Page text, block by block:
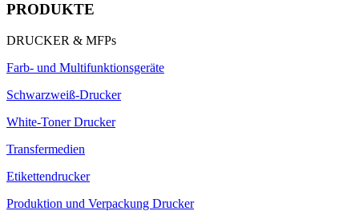
PRODUKTE
DRUCKER & MFPs
Farb- und Multifunktionsgeräte
Schwarzweiß-Drucker
White-Toner Drucker
Transfermedien
Etikettendrucker
Produktion und Verpackung Drucker